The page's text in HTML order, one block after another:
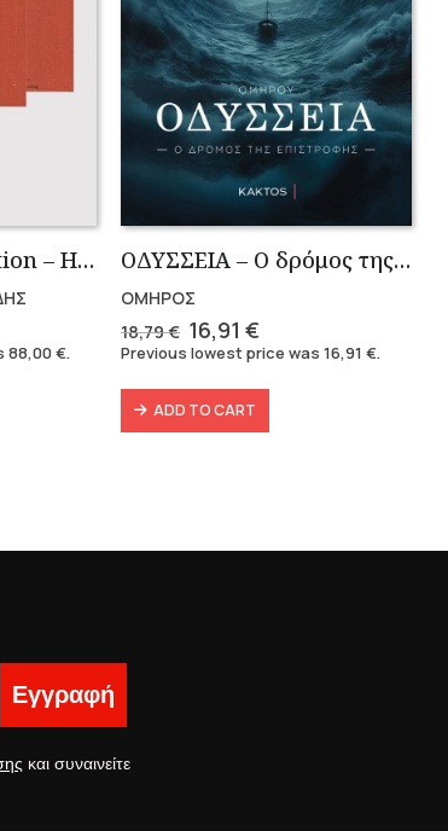
Thucidides Collection – Hardbound Edition (4 volumes)
88,00€.
OΔΥΣΣΕΙΑ – Ο δρόμος της επιστροφής
ΟΜΗΡΟΣ
18,79€ Original
price
18,79 €.
16,91€
price
16,91 €.
Previous lowest price was16,91€.
ADD TO CART
Εγγραφή
και συναινείτε